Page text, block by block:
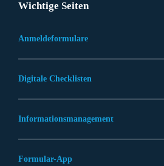
Wichtige Seiten
Anmeldeformulare
Digitale Checklisten
Informationsmanagement
Formular-App